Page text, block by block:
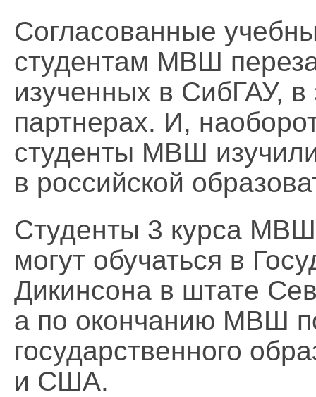
Согласованные
студентам МВШ
изученных в СибГАУ,
партнерах. И,
студенты МВШ
в российской
Студенты 3 курса МВШ
могут обучаться в
Дикинсона в штате
а по окончанию МВШ
государственного
и США.